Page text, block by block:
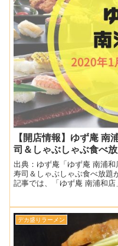
【開店情報】ゆず庵
司＆しゃぶしゃぶ食べ
出典：ゆず庵「ゆず庵 南浦和
寿司＆しゃぶしゃぶ食べ放題
記事では、「ゆず庵 南浦和店
デカ盛りラーメン